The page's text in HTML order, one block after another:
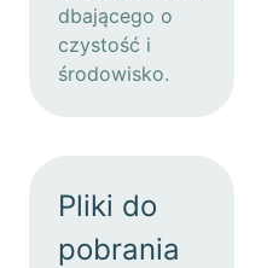
dbającego o
czystość i
środowisko.
Pliki do
pobrania